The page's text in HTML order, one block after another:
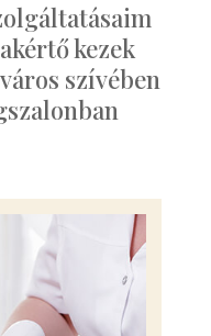
kezek
szívében